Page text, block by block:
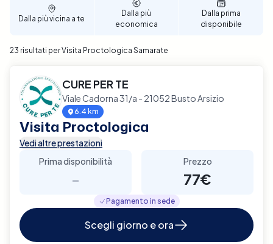
Dalla più vicina a te
Dalla più
economica
Dalla prima
disponibile
23 risultati per Visita Proctologica Samarate
CURE PER TE
Viale Cadorna 31/a - 21052 Busto Arsizio
6.4 km
Visita Proctologica
Vedi altre prestazioni
Prima disponibilità
-
Prezzo
77€
Pagamento in sede
Scegli giorno e ora